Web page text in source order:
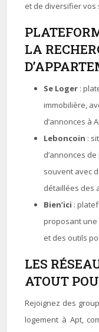
et de diversifier vos
LA
Se Loger :
immobilière,
d’annonces à
Leboncoin :
d’annonces
souvent avec
détaillées des
Bien’ici :
proposant une
et des outils
LES
ATOUT
Rejoignez des
logement à Apt,